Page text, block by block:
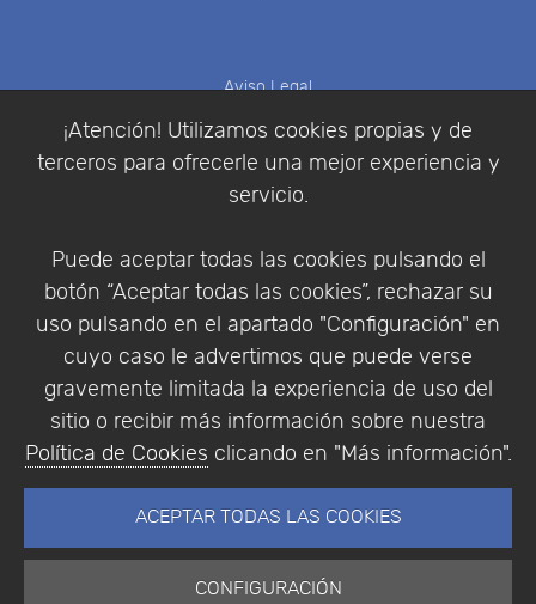
¡Atención! Utilizamos cookies propias y de
terceros para ofrecerle una mejor experiencia y
servicio.
Puede aceptar todas las cookies pulsando el
botón “Aceptar todas las cookies”, rechazar su
uso pulsando en el apartado "Configuración" en
cuyo caso le advertimos que puede verse
gravemente limitada la experiencia de uso del
sitio o recibir más información sobre nuestra
Política de Cookies clicando en "Más información".
ACEPTAR TODAS LAS COOKIES
CONFIGURACIÓN
Aviso Legal
Política de Privacidad
Condiciones de compra
Identificarse
Empresa|Aviso Legal| Política de Privacidad |
Política de Cookies
© Copyright 1994 - 2026. Addlink Software
Científico, S.L.
Portugal.